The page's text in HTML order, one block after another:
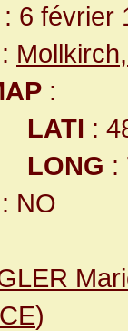
: 6 février
:
:
LATI :
LONG :
: NO
)